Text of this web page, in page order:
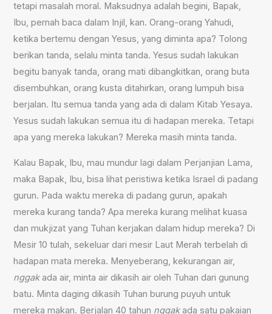
tetapi masalah moral. Maksudnya adalah begini, Bapak,
Ibu, pernah baca dalam Injil, kan. Orang-orang Yahudi,
ketika bertemu dengan Yesus, yang diminta apa? Tolong
berikan tanda, selalu minta tanda. Yesus sudah lakukan
begitu banyak tanda, orang mati dibangkitkan, orang buta
disembuhkan, orang kusta ditahirkan, orang lumpuh bisa
berjalan. Itu semua tanda yang ada di dalam Kitab Yesaya.
Yesus sudah lakukan semua itu di hadapan mereka. Tetapi
apa yang mereka lakukan? Mereka masih minta tanda.
Kalau Bapak, Ibu, mau mundur lagi dalam Perjanjian Lama,
maka Bapak, Ibu, bisa lihat peristiwa ketika Israel di padang
gurun. Pada waktu mereka di padang gurun, apakah
mereka kurang tanda? Apa mereka kurang melihat kuasa
dan mukjizat yang Tuhan kerjakan dalam hidup mereka? Di
Mesir 10 tulah, sekeluar dari mesir Laut Merah terbelah di
hadapan mata mereka. Menyeberang, kekurangan air,
nggakada air, minta air dikasih air oleh Tuhan dari gunung
batu. Minta daging dikasih Tuhan burung puyuh untuk
mereka makan. Berjalan 40 tahun nggakada satu pakaian